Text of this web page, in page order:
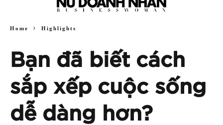
Home Highlights
Bạn đã biết cách
sắp xếp cuộc sống
dễ dàng hơn?